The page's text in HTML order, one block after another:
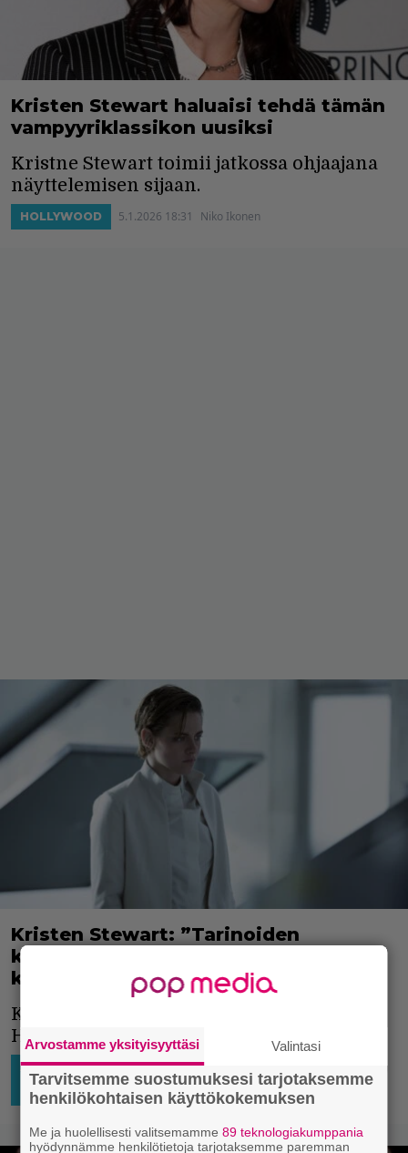
Kristen Stewart haluaisi tehdä tämän
vampyyriklassikon uusiksi
Kristne Stewart toimii jatkossa ohjaajana
näyttelemisen sijaan.
HOLLYWOOD 5.1.2026 18:31 Niko Ikonen
Kristen Stewart: ”Tarinoiden
kertominen on mahdotonta tässä
kapitalistisessa helvetissä”
Kristen Stewartista on tullut näkyvä
Hollywood-aktivisti.
AJATTELEMISEN AIHETTA
HOLLYWOOD
8.12.2025
12:26
Niko
Ikonen
Arvostamme yksityisyyttäsi Valintasi
Tarvitsemme suostumuksesi tarjotaksemme
henkilökohtaisen käyttökokemuksen
Me ja huolellisesti valitsemamme89 teknologiakumppania
hyödynnämme henkilötietoja tarjotaksemme paremman